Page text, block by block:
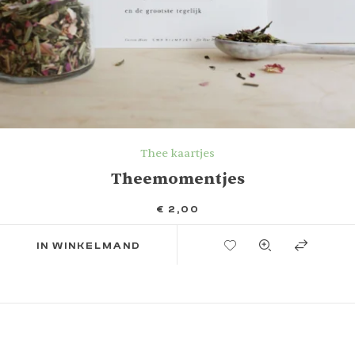
Thee kaartjes
Theemomentjes
€ 2,00
IN WINKELMAND